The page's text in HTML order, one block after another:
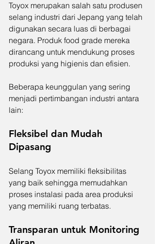
Toyox merupakan salah satu produsen
selang industri dari Jepang yang telah
digunakan secara luas di berbagai
negara. Produk food grade mereka
dirancang untuk mendukung proses
produksi yang higienis dan efisien.
Beberapa keunggulan yang sering
menjadi pertimbangan industri antara
lain:
Fleksibel dan Mudah
Dipasang
Selang Toyox memiliki fleksibilitas
yang baik sehingga memudahkan
proses instalasi pada area produksi
yang memiliki ruang terbatas.
Transparan untuk Monitoring